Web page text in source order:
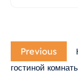
Навигация
по
записям
Previous
гостиной